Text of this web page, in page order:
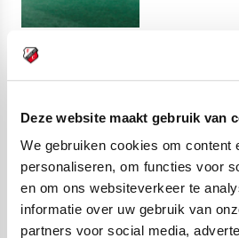
Deze website maakt gebruik van
We gebruiken cookies om content
personaliseren, om functies voor
en om ons websiteverkeer te
informatie over uw gebruik van
partners voor social media,
Jans: ‘Ik
Ruime
Waalwijk
CATEGORIE:
EERSTE ELFTAL25